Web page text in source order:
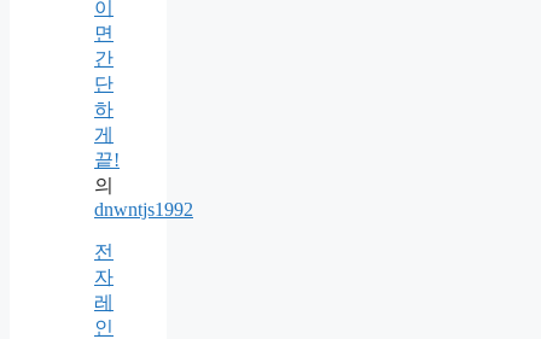
이
면
간
단
하
게
끝!
의
dnwntjs1992
전
자
레
인